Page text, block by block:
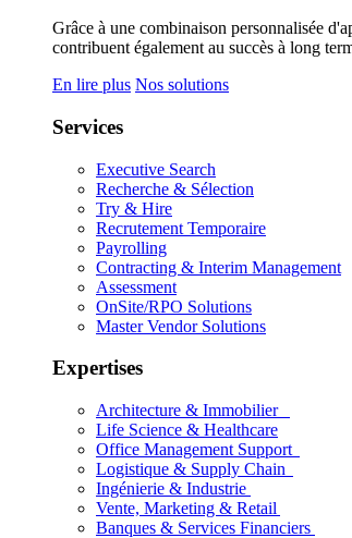
Grâce à une combinaison personnalisée
contribuent également au succès à long
En lire plus Nos solutions
Services
Executive Search
Recherche & Sélection
Try & Hire
Recrutement Temporaire
Payrolling
Contracting & Interim Management
Assessment
OnSite/RPO Solutions
Master Vendor Solutions
Expertises
Architecture & Immobilier
Life Science & Healthcare
Office Management Support
Logistique & Supply Chain
Ingénierie & Industrie
Vente, Marketing & Retail
Banques & Services Financiers